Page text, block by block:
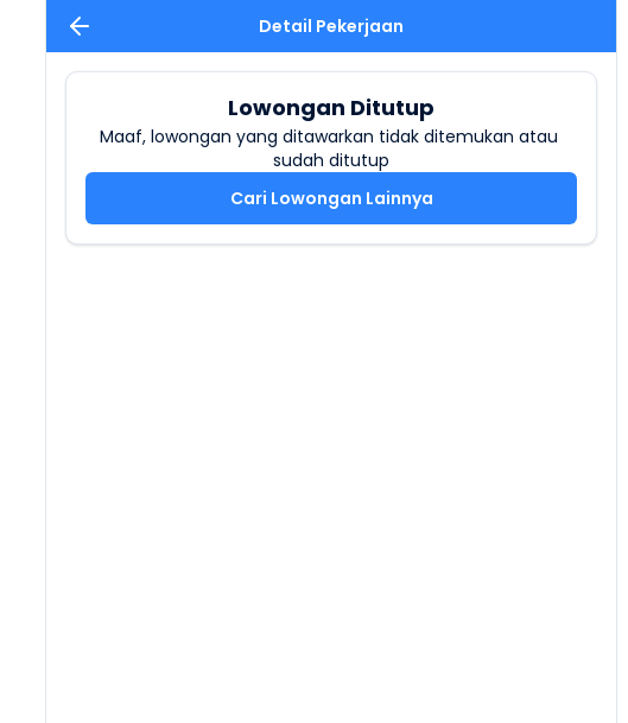
Detail Pekerjaan
Lowongan Ditutup
Maaf, lowongan yang ditawarkan tidak ditemukan atau
sudah ditutup
Cari Lowongan Lainnya